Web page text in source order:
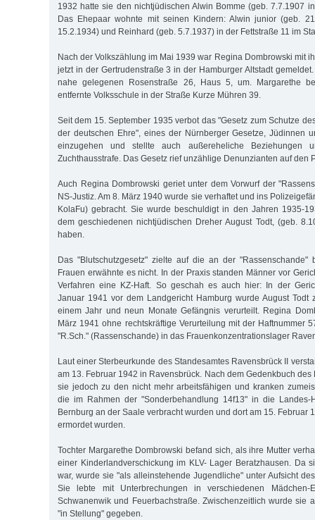
1932 hatte sie den nichtjüdischen Alwin Bomme (geb. 7.7.1907
Das Ehepaar wohnte mit seinen Kindern: Alwin junior (geb.
15.2.1934) und Reinhard (geb. 5.7.1937) in der Fettstraße 11 im
Nach der Volkszählung im Mai 1939 war Regina Dombrowski mit
jetzt in der Gertrudenstraße 3 in der Hamburger Altstadt
nahe gelegenen Rosenstraße 26, Haus 5, um. Margarethe
entfernte Volksschule in der Straße Kurze Mühren 39.
Seit dem 15. September 1935 verbot das "Gesetz zum Schutze
der deutschen Ehre", eines der Nürnberger Gesetze, Jüdinnen
einzugehen und stellte auch außereheliche Beziehungen
Zuchthausstrafe. Das Gesetz rief unzählige Denunzianten auf den
Auch Regina Dombrowski geriet unter dem Vorwurf der
NS-Justiz. Am 8. März 1940 wurde sie verhaftet und ins
KolaFu) gebracht. Sie wurde beschuldigt in den Jahren 1935-
dem geschiedenen nichtjüdischen Dreher August Todt, (geb.
haben.
Das "Blutschutzgesetz" zielte auf die an der "Rassenschande"
Frauen erwähnte es nicht. In der Praxis standen Männer vor
Verfahren eine KZ-Haft. So geschah es auch hier: In der
Januar 1941 vor dem Landgericht Hamburg wurde August Todt
einem Jahr und neun Monate Gefängnis verurteilt. Regina
März 1941 ohne rechtskräftige Verurteilung mit der Haftnummer
"R.Sch." (Rassenschande) in das Frauenkonzentrationslager
Laut einer Sterbeurkunde des Standesamtes Ravensbrück II
am 13. Februar 1942 in Ravensbrück. Nach dem Gedenkbuch
sie jedoch zu den nicht mehr arbeitsfähigen und kranken
die im Rahmen der "Sonderbehandlung 14f13" in die Landes-
Bernburg an der Saale verbracht wurden und dort am 15. Februar
ermordet wurden.
Tochter Margarethe Dombrowski befand sich, als ihre Mutter
einer Kinderlandverschickung im KLV- Lager Beratzhausen. Da
war, wurde sie "als alleinstehende Jugendliche" unter Aufsicht
Sie lebte mit Unterbrechungen in verschiedenen Mädchen-
Schwanenwik und Feuerbachstraße. Zwischenzeitlich wurde sie
"in Stellung" gegeben.